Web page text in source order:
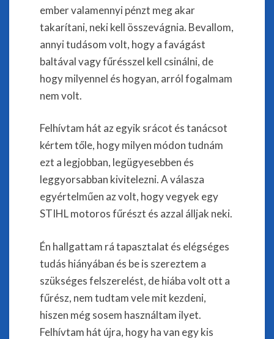
ember valamennyi pénzt meg akar
takarítani, neki kell összevágnia. Bevallom,
annyi tudásom volt, hogy a favágást
baltával vagy fűrésszel kell csinálni, de
hogy milyennel és hogyan, arról fogalmam
nem volt.
Felhívtam hát az egyik srácot és tanácsot
kértem tőle, hogy milyen módon tudnám
ezt a legjobban, legügyesebben és
leggyorsabban kivitelezni. A válasza
egyértelműen az volt, hogy vegyek egy
STIHL motoros fűrészt és azzal álljak neki.
Én hallgattam rá tapasztalat és elégséges
tudás hiányában és be is szereztem a
szükséges felszerelést, de hiába volt ott a
fűrész, nem tudtam vele mit kezdeni,
hiszen még sosem használtam ilyet.
Felhívtam hát újra, hogy ha van egy kis